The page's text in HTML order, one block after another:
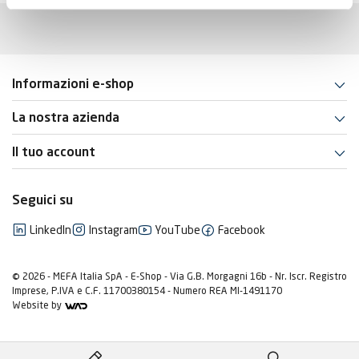
Informazioni e-shop
La nostra azienda
Il tuo account
Seguici su
LinkedIn Instagram YouTube Facebook
© 2026 - MEFA Italia SpA - E-Shop - Via G.B. Morgagni 16b - Nr. Iscr. Registro
Imprese, P.IVA e C.F. 11700380154 - Numero REA MI-1491170
Website by